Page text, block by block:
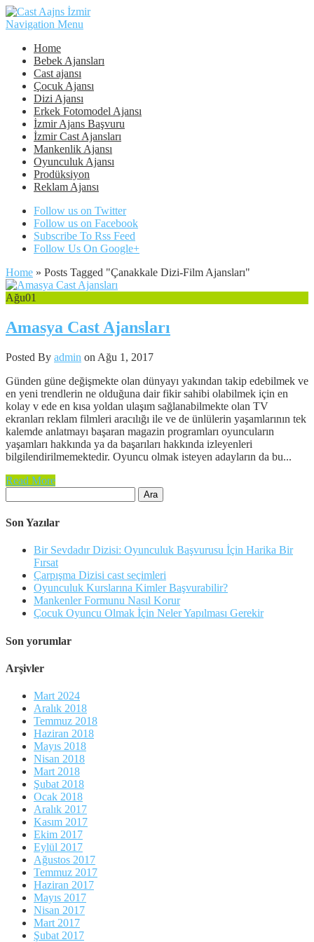
Navigation Menu
Home
Bebek Ajansları
Cast ajansı
Çocuk Ajansı
Dizi Ajansı
Erkek Fotomodel Ajansı
İzmir Ajans Başvuru
İzmir Cast Ajansları
Mankenlik Ajansı
Oyunculuk Ajansı
Prodüksiyon
Reklam Ajansı
Follow us on Twitter
Follow us on Facebook
Subscribe To Rss Feed
Follow Us On Google+
Home » Posts Tagged "Çanakkale Dizi-Film Ajansları"
Ağu01
Amasya Cast Ajansları
Posted By admin on Ağu 1, 2017
Günden güne değişmekte olan dünyayı yakından takip edebilmek ve
en yeni trendlerin ne olduğuna dair fikir sahibi olabilmek için en
kolay v ede en kısa yoldan ulaşım sağlanabilmekte olan TV
ekranları reklam filmleri aracılığı ile ve de ünlülerin yaşamlarının tek
kalemde anlatmayı başaran magazin programları oyuncuların
yaşamları hakkında ya da başarıları hakkında izleyenleri
bilgilendirilmemektedir. Oyuncu olmak isteyen adayların da bu...
Read More
Son Yazılar
Bir Sevdadır Dizisi: Oyunculuk Başvurusu İçin Harika Bir
Fırsat
Çarpışma Dizisi cast seçimleri
Oyunculuk Kurslarına Kimler Başvurabilir?
Mankenler Formunu Nasıl Korur
Çocuk Oyuncu Olmak İçin Neler Yapılması Gerekir
Son yorumlar
Arşivler
Mart 2024
Aralık 2018
Temmuz 2018
Haziran 2018
Mayıs 2018
Nisan 2018
Mart 2018
Şubat 2018
Ocak 2018
Aralık 2017
Kasım 2017
Ekim 2017
Eylül 2017
Ağustos 2017
Temmuz 2017
Haziran 2017
Mayıs 2017
Nisan 2017
Mart 2017
Şubat 2017